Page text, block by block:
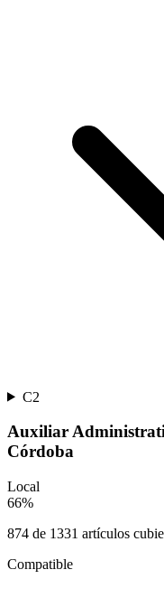
C2
Auxiliar
Córdoba
Local
66%
874 de 1331 artículos
Compatible